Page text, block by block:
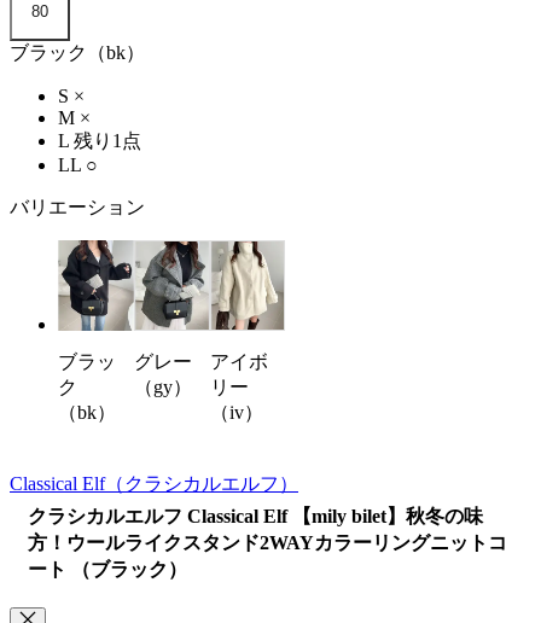
80
ブラック（bk）
S ×
M ×
L 残り1点
LL ○
バリエーション
ブラッ
ク
（bk）
グレー
（gy）
アイボ
リー
（iv）
Classical Elf（クラシカルエルフ）
クラシカルエルフ Classical Elf 【mily bilet】秋冬の味
方！ウールライクスタンド2WAYカラーリングニットコ
ート （ブラック）